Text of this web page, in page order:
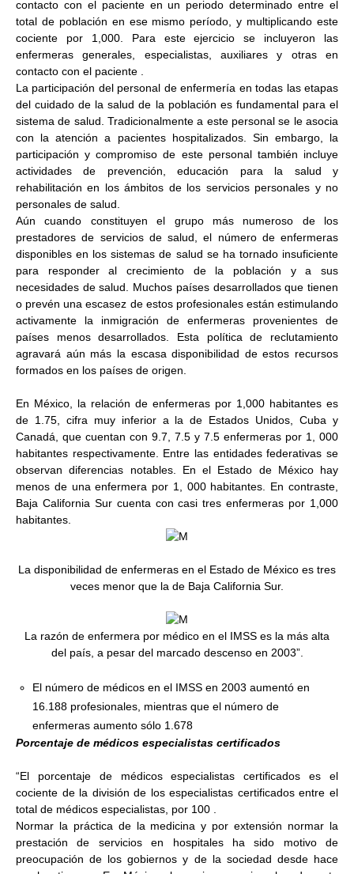
contacto con el paciente en un periodo determinado entre el
total de población en ese mismo período, y multiplicando este
cociente por 1,000. Para este ejercicio se incluyeron las
enfermeras generales, especialistas, auxiliares y otras en
contacto con el paciente
La participación del personal de enfermería en todas las etapas
del cuidado de la salud de la población es fundamental para el
sistema de salud. Tradicionalmente a este personal se le asocia
con la atención a pacientes hospitalizados. Sin embargo, la
participación y compromiso de este personal también incluye
actividades de prevención, educación para la salud y
rehabilitación en los ámbitos de los servicios personales y no
personales de salud.
Aún cuando constituyen el grupo más numeroso de los
prestadores de servicios de salud, el número de enfermeras
disponibles en los sistemas de salud se ha tornado insuficiente
para responder al crecimiento de la población y a sus
necesidades de salud. Muchos países desarrollados que tienen
o prevén una escasez de estos profesionales están estimulando
activamente la inmigración de enfermeras provenientes de
países menos desarrollados. Esta política de reclutamiento
agravará aún más la escasa disponibilidad de estos recursos
formados en los países de origen.
En México, la relación de enfermeras por 1,000 habitantes es
de 1.75, cifra muy inferior a la de Estados Unidos, Cuba y
Canadá, que cuentan con 9.7, 7.5 y 7.5 enfermeras por 1, 000
habitantes respectivamente. Entre las entidades federativas se
observan diferencias notables. En el Estado de México hay
menos de una enfermera por 1, 000 habitantes. En contraste,
Baja California Sur cuenta con casi tres enfermeras por 1,000
habitantes.
La disponibilidad de enfermeras en el Estado de México es tres
veces menor que la de Baja California Sur.
La razón de enfermera por médico en el IMSS es la más alta
del país, a pesar del marcado descenso en 2003”.
El número de médicos en el IMSS en 2003 aumentó en
16.188 profesionales, mientras que el número de
enfermeras aumento sólo 1.678
Porcentaje de médicos especialistas certificados
“El porcentaje de médicos especialistas certificados
es el
cociente de la división de los especialistas certificados entre el
total de médicos especialistas, por 100
Normar la práctica de la medicina y por extensión normar la
prestación de servicios en hospitales ha sido motivo de
preocupación de los gobiernos y de la sociedad desde hace